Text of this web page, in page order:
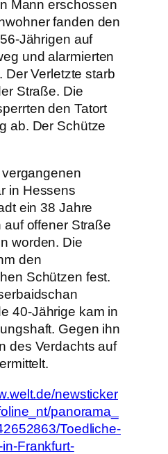
Mann erschossen
fanden den
Jährigen auf
und alarmierten
Der Verletzte starb
Straße. Die
den Tatort
ab. Der Schütze
in Hessens
ein 38 Jahre
auf offener Straße
worden. Die
den
Schützen fest.
40-Jährige kam in
Gegen ihn
des Verdachts auf
newsticker
panorama_
Toedliche-
Frankfurt-